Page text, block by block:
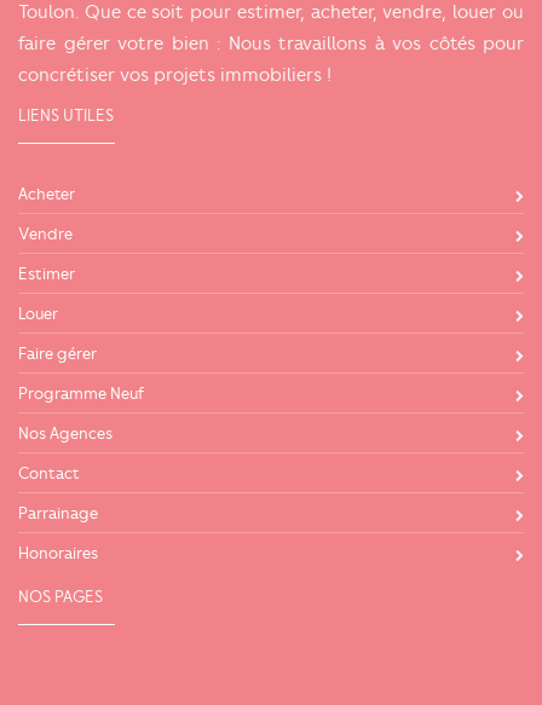
Toulon. Que ce soit pour estimer, acheter, vendre, louer ou
faire gérer votre bien : Nous travaillons à vos côtés pour
concrétiser vos projets immobiliers !
LIENS UTILES
Acheter
Vendre
Estimer
Louer
Faire gérer
Programme Neuf
Nos Agences
Contact
Parrainage
Honoraires
NOS PAGES